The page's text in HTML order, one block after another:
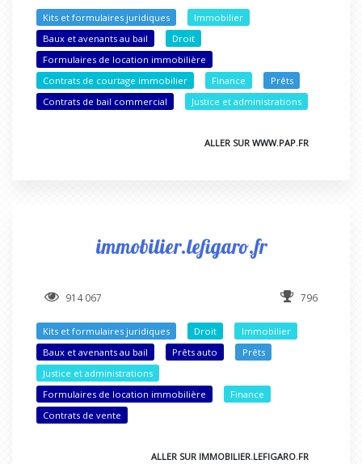
Kits et formulaires juridiques
Immobilier
Baux et avenants au bail
Droit
Formulaires de location immobilière
Contrats de courtage immobilier
Finance
Prêts
Contrats de bail commercial
Justice et administrations
ALLER SUR WWW.PAP.FR
immobilier.lefigaro.fr
914 067 796
Kits et formulaires juridiques Droit
Immobilier
Baux et avenants au bail
Prêts auto
Prêts
Justice et administrations
Formulaires de location immobilière
Finance
Contrats de vente
ALLER SUR IMMOBILIER.LEFIGARO.FR